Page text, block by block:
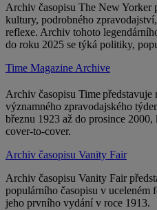
Archiv časopisu The New Yorker
kultury, podrobného
reflexe. Archiv tohoto
do roku 2025 se týká politiky,
Time Magazine Archive
Archiv časopisu Timepředstavuje
významného zpravodajského
březnu 1923 až do prosince
cover-to-cover.
Archiv časopisu Vanity Fair
Archiv časopisu Vanity Fair
populárního časopisu v uceleném
jeho prvního vydání v roce 1913.